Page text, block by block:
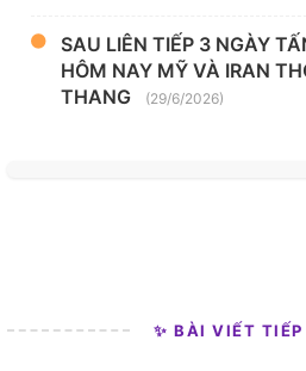
SAU LIÊN TIẾP 3 NGÀY
HÔM NAY MỸ VÀ IRAN
THANG
(29/6/2026)
✨ BÀI VIẾT TIẾP